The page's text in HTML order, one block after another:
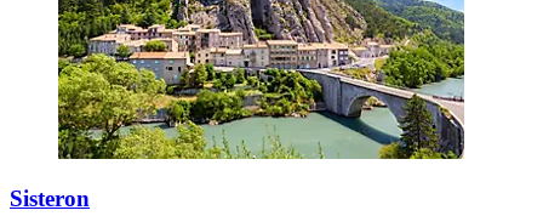
Sisteron